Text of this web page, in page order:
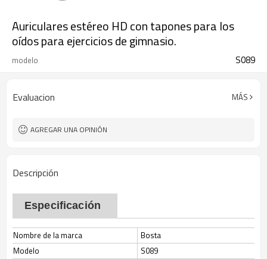
Auriculares estéreo HD con tapones para los
oídos para ejercicios de gimnasio.
modelo S089
Evaluacion MÁS
AGREGAR UNA OPINIÓN
Descripción
Especificación
Nombre de la marca
Bosta
Modelo
S089